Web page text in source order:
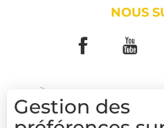
NOUS
Gestion des